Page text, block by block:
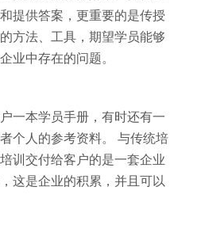
提供答案，更重要的是传授
方法、工具，期望学员能够
业中存在的问题。
一本学员手册，有时还有一
个人的参考资料。 与传统培
训交付给客户的是一套企业
这是企业的积累，并且可以